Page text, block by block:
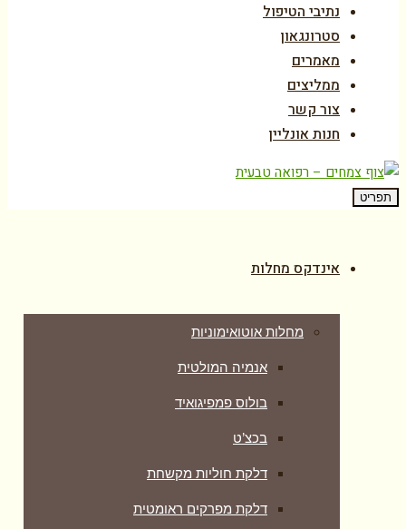
נתיבי הטיפול
סטרונגאון
מאמרים
ממליצים
צור קשר
חנות אונליין
תפריט
אינדקס מחלות
מחלות אוטואימוניות
אנמיה המולטית
בולוס פמפיגואיד
בכצ’ט
דלקת חוליות מקשחת
דלקת מפרקים ראומטית